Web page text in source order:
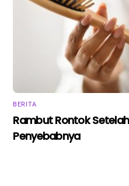
BERITA
Rambut Rontok
Penyebabnya